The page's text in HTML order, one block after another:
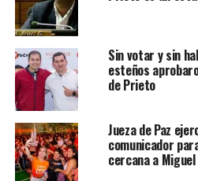
Sin votar y sin
esteños
de Prieto
Jueza de Paz
comunicador
cercana a